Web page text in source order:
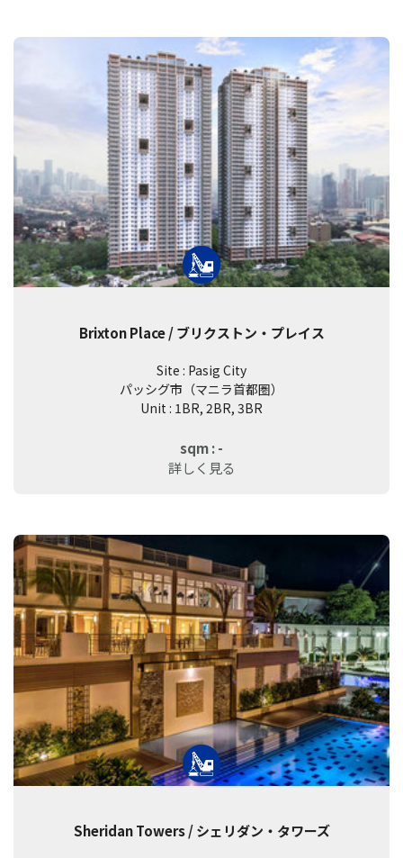
Brixton Place / ブリクストン・プレイス
Site : Pasig City
パッシグ市（マニラ首都圏）
Unit : 1BR, 2BR, 3BR
sqm : -
詳しく見る
Sheridan Towers / シェリダン・タワーズ